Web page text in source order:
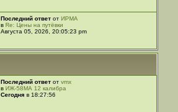
Последний ответот ИРМА
в Re: Цены на путёвки
Августа 05, 2026, 20:05:23 pm
Последний ответот vmx
в ИЖ-58МА 12 калибра
Сегодняв 18:27:56